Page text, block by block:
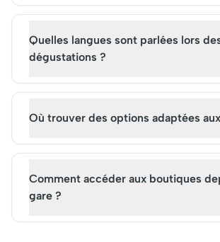
Quelles langues sont parlées lors
dégustations ?
Où trouver des options adaptées
Comment accéder aux boutiques
gare ?